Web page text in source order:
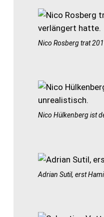
Nico Rosberg trat
Nico Hülkenberg ist
Adrian Sutil, erst